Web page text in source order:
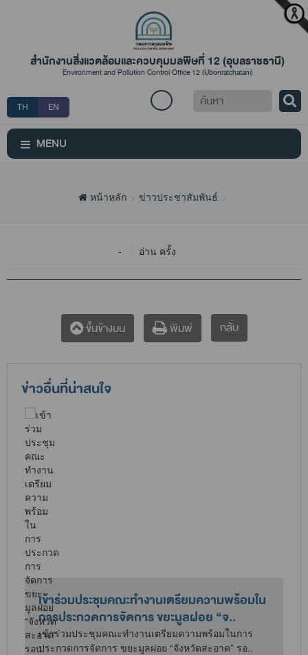
สำนักงานสิ่งแวดล้อมและควบคุมมลพิษที่ 12 (อุบลราชธานี)
Environment and Pollution Control Office 12 (Ubonratchatani)
TH EN
ค้นหา
MENU
หน้าหลัก ข่าวประชาสัมพันธ์
- อ่าน ครั้ง
ขึ้นข้างบน พิมพ์ กลับ
ข่าวอื่นที่น่าสนใจ
เข้าร่วมประชุมคณะทำงานเตรียมความพร้อมใน
การประกวดการจัดการ ขยะมูลฝอย “จ..
เข้าร่วมประชุมคณะทำงานเตรียมความพร้อมในการ
ประกวดการจัดการ ขยะมูลฝอย “จังหวัดสะอาด” รอ..